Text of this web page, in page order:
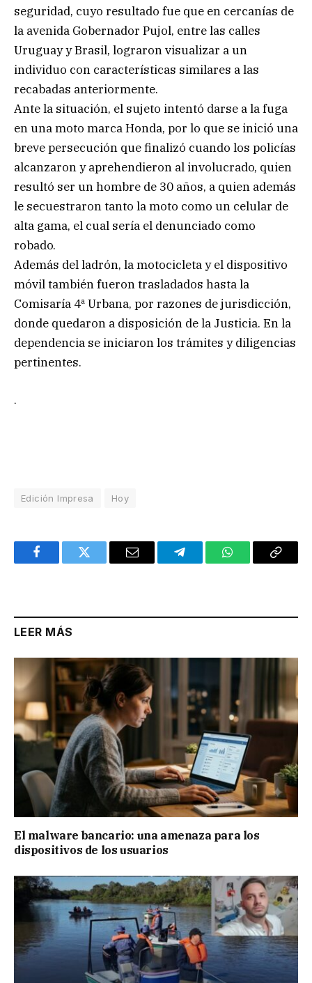
seguridad, cuyo resultado fue que en cercanías de
la avenida Gobernador Pujol, entre las calles
Uruguay y Brasil, lograron visualizar a un
individuo con características similares a las
recabadas anteriormente.
Ante la situación, el sujeto intentó darse a la fuga
en una moto marca Honda, por lo que se inició una
breve persecución que finalizó cuando los policías
alcanzaron y aprehendieron al involucrado, quien
resultó ser un hombre de 30 años, a quien además
le secuestraron tanto la moto como un celular de
alta gama, el cual sería el denunciado como
robado.
Además del ladrón, la motocicleta y el dispositivo
móvil también fueron trasladados hasta la
Comisaría 4ª Urbana, por razones de jurisdicción,
donde quedaron a disposición de la Justicia. En la
dependencia se iniciaron los trámites y diligencias
pertinentes.
.
Edición Impresa Hoy
FacebookTwitter Email TelegramWhatsAppCopy
LEER MÁS
El malware bancario: una amenaza para los
dispositivos de los usuarios